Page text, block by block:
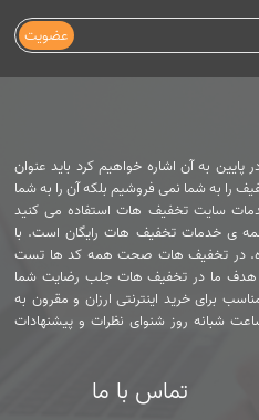
عضویت
به آن اشاره خواهیم کرد باید عنوان
را به شما نمی فروشیم بلکه آن را به شما
سایت تخفیف هات استفاده می کنید
ی خدمات تخفیف هات رایگان است. با
در تخفیف هات صحت همه کد ها تست
ما در تخفیف هات جلب رضایت شما
برای خرید اینترنتی ارزان و مقرون به
شبانه روز شنوای نظرات و پیشنهادات
تماس با ما